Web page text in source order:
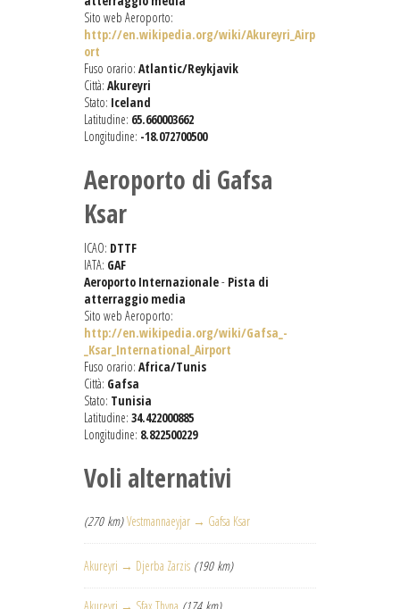
Sito web Aeroporto:
http://en.wikipedia.org/wiki/Akureyri_Airp
ort
Fuso orario: Atlantic/Reykjavik
Città: Akureyri
Stato: Iceland
Latitudine: 65.660003662
Longitudine: -18.072700500
Aeroporto di Gafsa
Ksar
ICAO: DTTF
IATA: GAF
Aeroporto Internazionale- Pista di
atterraggio media
Sito web Aeroporto:
http://en.wikipedia.org/wiki/Gafsa_-
_Ksar_International_Airport
Fuso orario: Africa/Tunis
Città: Gafsa
Stato: Tunisia
Latitudine: 34.422000885
Longitudine: 8.822500229
Voli alternativi
(270 km) Vestmannaeyjar → Gafsa Ksar
Akureyri → Djerba Zarzis (190 km)